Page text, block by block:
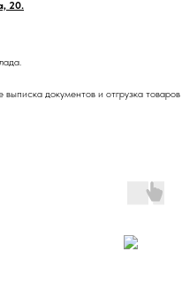
20.
документов и отгрузка товаров